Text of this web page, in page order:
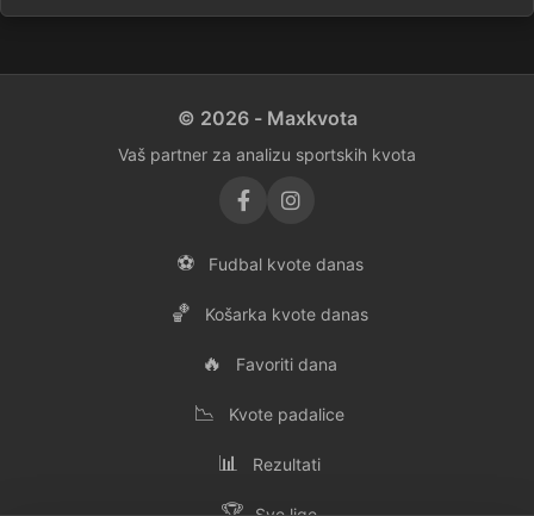
© 2026 - Maxkvota
Vaš partner za analizu sportskih kvota
⚽ Fudbal kvote danas
🏀 Košarka kvote danas
🔥 Favoriti dana
📉 Kvote padalice
📊 Rezultati